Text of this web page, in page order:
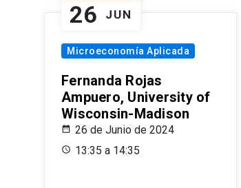
26 JUN
Microeconomía Aplicada
Fernanda Rojas
Ampuero, University of
Wisconsin-Madison
26 de Junio de 2024
13:35 a 14:35